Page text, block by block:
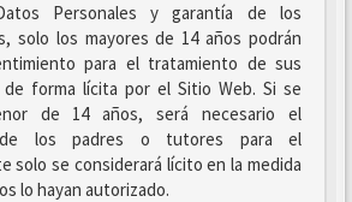
Personales y garantía de los
solo los mayores de 14 años podrán
para el tratamiento de sus
forma lícita por el Sitio Web. Si se
de 14 años, será necesario el
de los padres o tutores para el
solo se considerará lícito en la medida
lo hayan autorizado.